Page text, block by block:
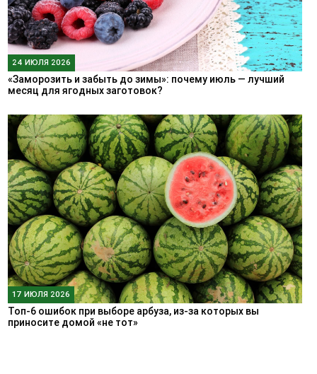
24 ИЮЛЯ 2026
«Заморозить и забыть до зимы»: почему июль — лучший
месяц для ягодных заготовок?
17 ИЮЛЯ 2026
Топ-6 ошибок при выборе арбуза, из-за которых вы
приносите домой «не тот»